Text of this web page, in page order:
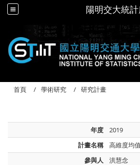
陽明交大統
首頁 學術研究 研究計畫
年度
2019
計畫名稱
高維度均
參與人
洪慧念